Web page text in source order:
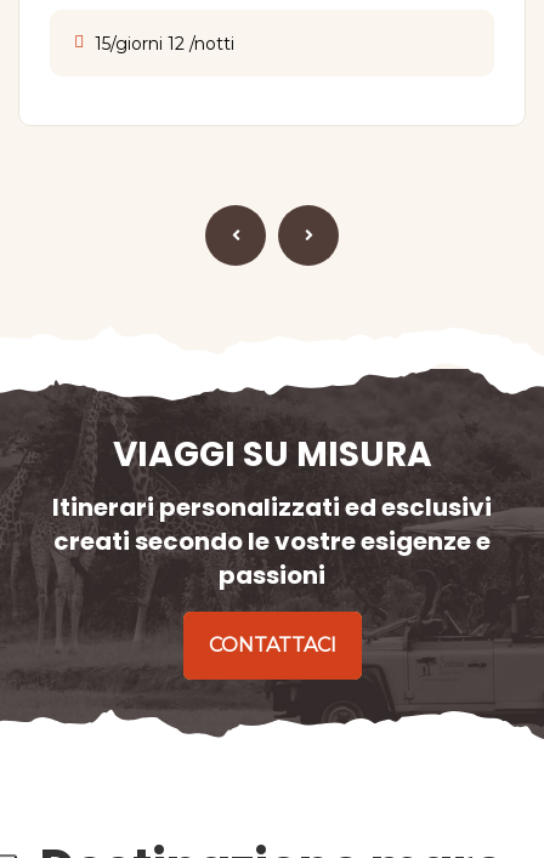
15/giorni 12 /notti
VIAGGI SU MISURA
Itinerari personalizzati ed esclusivi
creati secondo le vostre esigenze e
passioni
CONTATTACI